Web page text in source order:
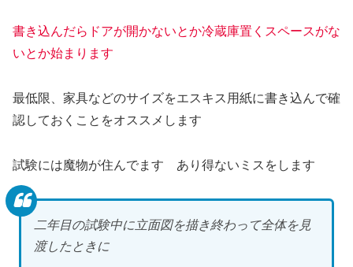
書き込んだらドアが開かないとか冷蔵庫置くスペースがな
いとか始まります
最低限、家具などのサイズをエスキス用紙に書き込んで確
認しておくことをオススメします
試験には魔物が住んでます あり得ないミスをします
二年目の試験中に立面図を描き終わって全体を見
渡したときに